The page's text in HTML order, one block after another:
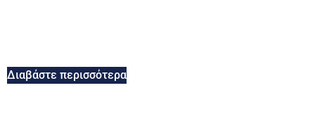
Διαβάστε περισσότερα